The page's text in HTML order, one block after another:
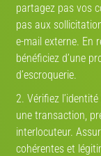
Btwin
8/10
Estimez la
partagez pas vos
pas aux
e-mail externe. En
bénéficiez d’une
d’escroquerie.
2. Vérifiez
une transaction,
interlocuteur.
cohérentes et